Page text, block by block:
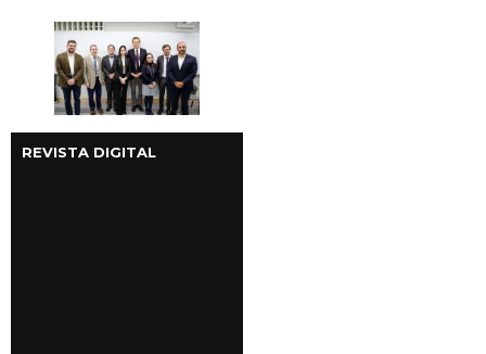
REVISTA DIGITAL